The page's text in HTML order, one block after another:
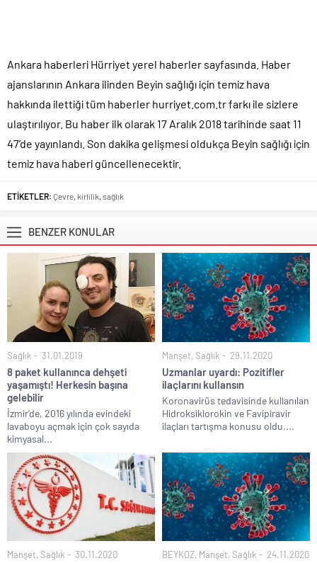
Ankara haberleri Hürriyet yerel haberler sayfasında. Haber
ajanslarının Ankara ilinden Beyin sağlığı için temiz hava
hakkında ilettiği tüm haberler hurriyet.com.tr farkı ile sizlere
ulaştırılıyor. Bu haber ilk olarak 17 Aralık 2018 tarihinde saat 11
47’de yayınlandı. Son dakika gelişmesi oldukça Beyin sağlığı için
temiz hava haberi güncellenecektir.
ETİKETLER: Çevre, kirlilik, sağlık
BENZER KONULAR
Sağlık 31.01.2019
8 paket kullanınca dehşeti
yaşamıştı! Herkesin başına
gelebilir
İzmir'de, 2016 yılında evindeki
lavaboyu açmak için çok sayıda
kimyasal...
Manşet, Sağlık 29.11.2020
Uzmanlar uyardı: Pozitifler
ilaçlarını kullansın
Koronavirüs tedavisinde kullanılan
Hidroksiklorokin ve Favipiravir
ilaçları tartışma konusu oldu....
Manşet, Sağlık 30.11.2020 BEYKOZ, Manşet, Sağlık 24.11.2020